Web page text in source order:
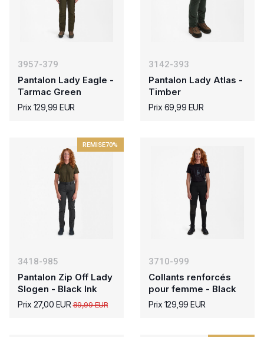
3957-379
Pantalon Lady Eagle -
Tarmac Green
Prix 129,99 EUR
3142-393
Pantalon Lady Atlas -
Timber
Prix 69,99 EUR
REMISE70%
3418-985
Pantalon Zip Off Lady
Slogen - Black Ink
Prix 27,00 EUR89,99 EUR
3710-999
Collants renforcés
pour femme - Black
Prix 129,99 EUR